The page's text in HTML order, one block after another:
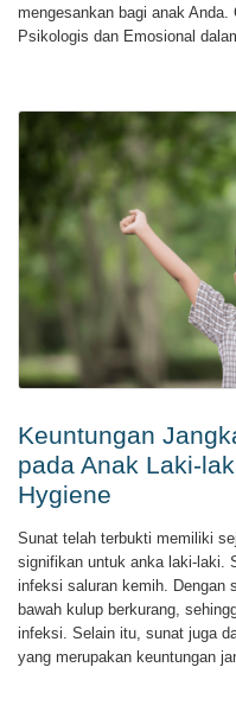
mengesankan bagi anak
Psikologis dan Emosional
Keuntungan
pada Anak Laki-
Hygiene
Sunat telah terbukti memiliki
signifikan untuk anka laki-laki.
infeksi saluran kemih. Dengan
bawah kulup berkurang,
infeksi. Selain itu, sunat juga
yang merupakan keuntungan